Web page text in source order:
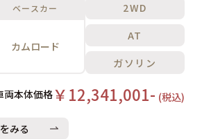
ベースカー
カムロード
2WD
AT
ガソリン
両本体価格￥12,341,001- (税込)
みる